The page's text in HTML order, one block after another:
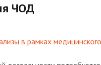
ЧОД
в рамках